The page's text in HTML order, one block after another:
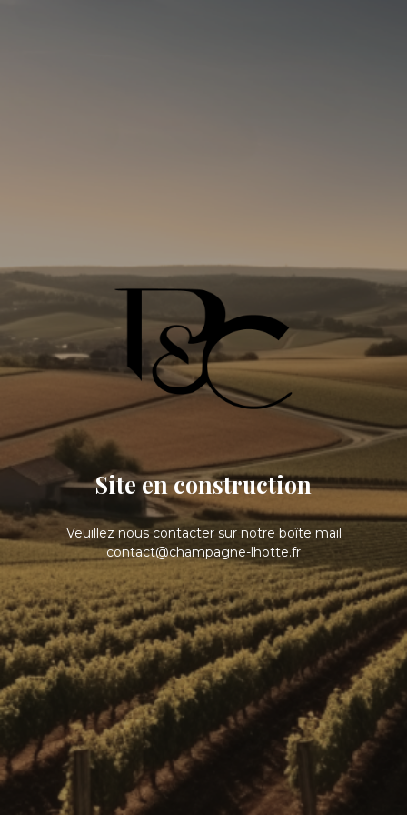
Site en construction
Veuillez nous contacter sur notre boîte mail
contact@champagne-lhotte.fr